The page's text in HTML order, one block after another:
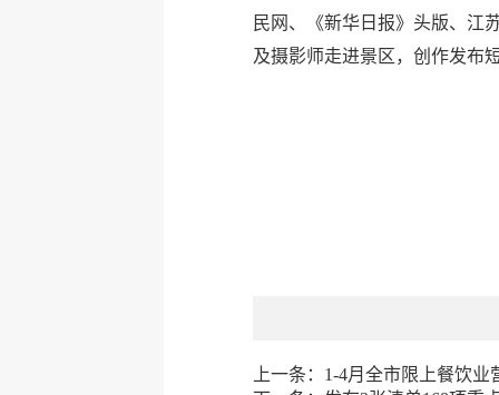
民网、《新华日报》头版、江
及摄影师走进景区，创作发布
上一条： 1-4月全市限上餐饮业